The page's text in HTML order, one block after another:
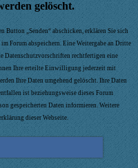
gelöscht.
Button „Senden“ abschicken, erklären Sie sich
Forum abspeichern. Eine Weitergabe an Dritte
Datenschutzvorschriften rechtfertigen eine
Ihre erteilte Einwilligung jederzeit mit
Ihre Daten umgehend gelöscht. Ihre Daten
ist beziehungsweise dieses Forum
gespeicherten Daten informieren. Weitere
dieser Webseite.